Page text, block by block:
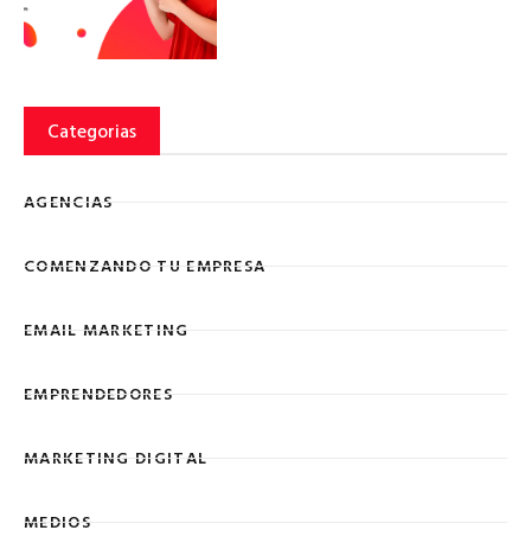
Categorias
AGENCIAS
COMENZANDO TU EMPRESA
EMAIL MARKETING
EMPRENDEDORES
MARKETING DIGITAL
MEDIOS